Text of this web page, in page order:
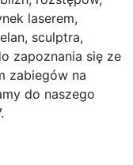
laserem,
sculptra,
zapoznania się ze
zabiegów na
do naszego